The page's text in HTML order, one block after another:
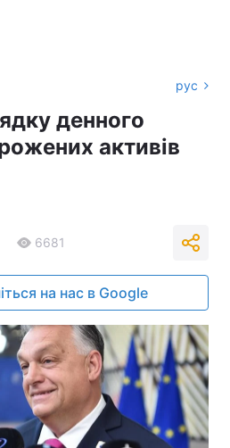
рус
денного
активів
6681
на нас в Google